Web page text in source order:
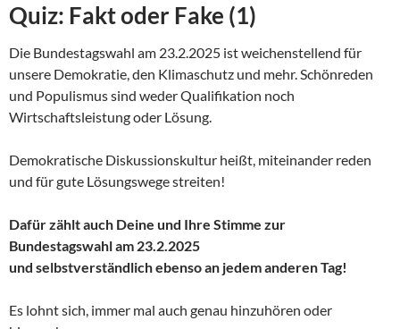
Quiz: Fakt oder Fake (1)
Die Bundestagswahl am 23.2.2025 ist weichenstellend für
unsere Demokratie, den Klimaschutz und mehr. Schönreden
und Populismus sind weder Qualifikation noch
Wirtschaftsleistung oder Lösung.
Demokratische Diskussionskultur heißt, miteinander reden
und für gute Lösungswege streiten!
Dafür zählt auch Deine und Ihre Stimme zur
Bundestagswahl am 23.2.2025
und selbstverständlich ebenso an jedem anderen Tag!
Es lohnt sich, immer mal auch genau hinzuhören oder